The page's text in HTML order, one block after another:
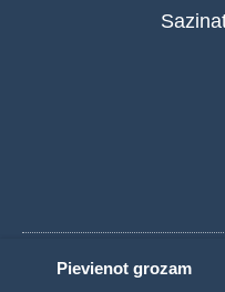
Pievienot grozam
© Copyright 2023 | INOVAT | All